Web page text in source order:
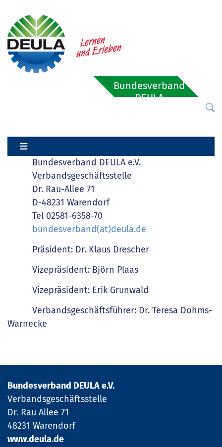
Bundesverband
DEULA
Bundesverband DEULA e.V.
Verbandsgeschäftsstelle
Dr. Rau-Allee 71
D-48231 Warendorf
Tel 02581-6358-70
bundesverband(at)deula.de
Präsident: Dr. Klaus Drescher
Vizepräsident: Björn Plaas
Vizepräsident: Erik Grunwald
Verbandsgeschäftsführer: Dr. Teresa Dohms-
Warnecke
Bundesverband DEULA e.V.
Verbandsgeschäftsstelle
Dr. Rau Allee 71
48231 Warendorf
www.deula.de